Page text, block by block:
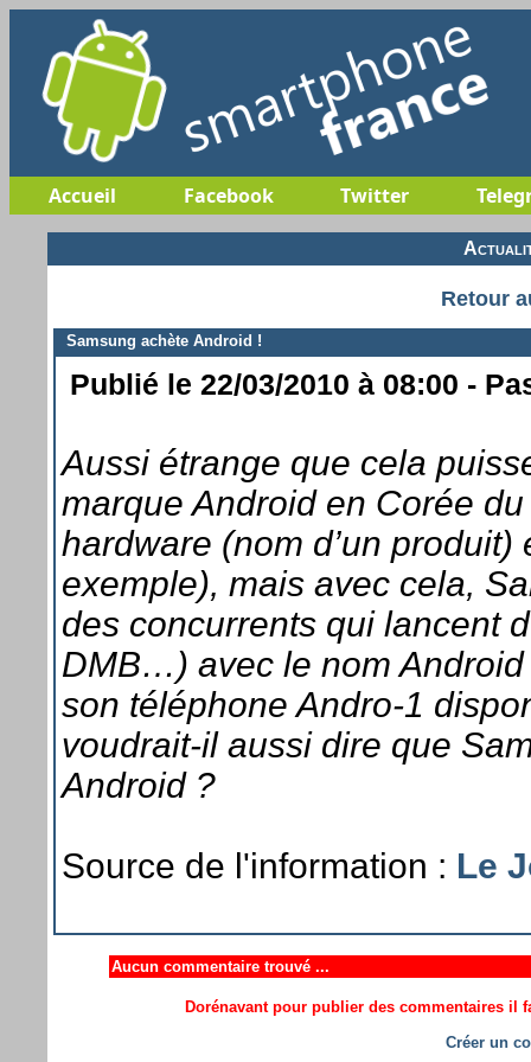
Accueil Facebook Twitter
Retour
Samsung achète Android !
Publié le 22/03/2010 à 08:00 -
Aussi étrange que cela
marque Android en Corée
hardware (nom d’un produit)
exemple), mais avec cela,
des concurrents qui lancent
DMB…) avec le nom Android
son téléphone Andro-1
voudrait-il aussi dire que
Android ?
Source de l'information : Le
Aucun commentaire trouvé ...
Dorénavant pour publier des commentaires il
Créer un